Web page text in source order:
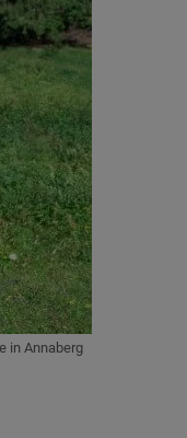
in Annaberg